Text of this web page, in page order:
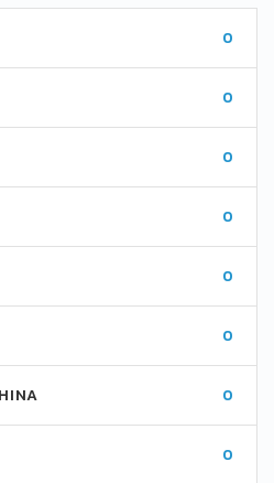
0
0
0
0
0
0
0
0